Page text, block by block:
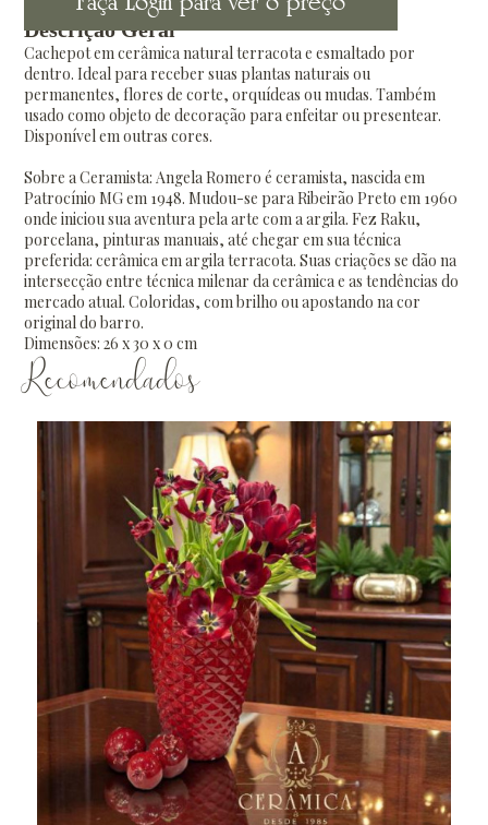
Descrição Geral
Cachepot em cerâmica natural terracota e esmaltado por
dentro. Ideal para receber suas plantas naturais ou
permanentes, flores de corte, orquídeas ou mudas. Também
usado como objeto de decoração para enfeitar ou presentear.
Disponível em outras cores.
Sobre a Ceramista: Angela Romero é ceramista, nascida em
Patrocínio MG em 1948. Mudou-se para Ribeirão Preto em 1960
onde iniciou sua aventura pela arte com a argila. Fez Raku,
porcelana, pinturas manuais, até chegar em sua técnica
preferida: cerâmica em argila terracota. Suas criações se dão na
intersecção entre técnica milenar da cerâmica e as tendências do
mercado atual. Coloridas, com brilho ou apostando na cor
original do barro.
Dimensões: 26 x 30 x 0 cm
Recomendados